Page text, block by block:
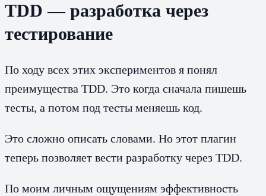
TDD — разработка через
тестирование
По ходу всех этих экспериментов я понял
преимущества TDD. Это когда сначала пишешь
тесты, а потом под тесты меняешь код.
Это сложно описать словами. Но этот плагин
теперь позволяет вести разработку через TDD.
По моим личным ощущениям эффективность